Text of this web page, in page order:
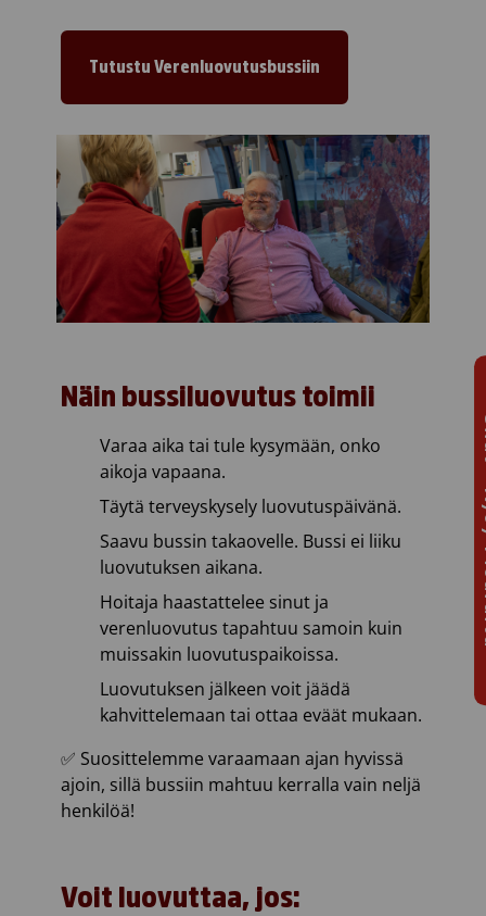
Tutustu Verenluovutusbussiin
Näin bussiluovutus toimii
Varaa aika tai tule kysymään, onko
aikoja vapaana.
Täytä terveyskysely luovutuspäivänä.
Saavu bussin takaovelle. Bussi ei liiku
luovutuksen aikana.
Hoitaja haastattelee sinut ja
verenluovutus tapahtuu samoin kuin
muissakin luovutuspaikoissa.
Luovutuksen jälkeen voit jäädä
kahvittelemaan tai ottaa eväät mukaan.
✅ Suosittelemme varaamaan ajan hyvissä
ajoin, sillä bussiin mahtuu kerralla vain neljä
henkilöä!
Voit luovuttaa, jos: